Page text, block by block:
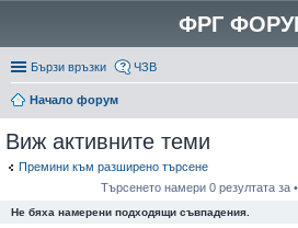
ФРГ
Бързи връзки ЧЗВ
Начало форум
Виж активните теми
Премини към разширено търсене
Търсенето намери 0 резултата за
Не бяха намерени подходящи съвпадения.